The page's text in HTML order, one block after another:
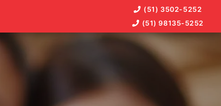
(51) 3502-5252
(51) 98135-5252